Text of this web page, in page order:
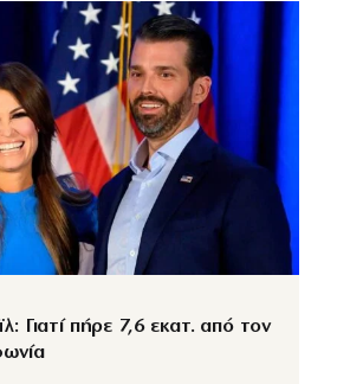
Γιατί πήρε 7,6 εκατ. από τον